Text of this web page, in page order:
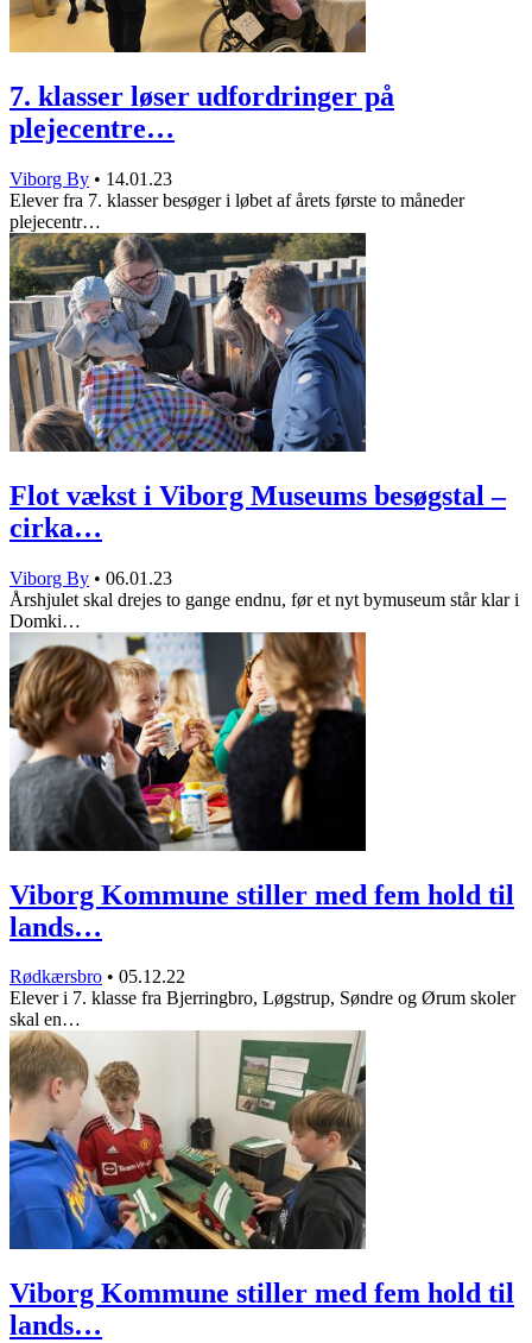
7. klasser løser udfordringer på
plejecentre…
Viborg By • 14.01.23
Elever fra 7. klasser besøger i løbet af årets første to måneder
plejecentr…
Flot vækst i Viborg Museums besøgstal –
cirka…
Viborg By • 06.01.23
Årshjulet skal drejes to gange endnu, før et nyt bymuseum står klar i
Domki…
Viborg Kommune stiller med fem hold til
lands…
Rødkærsbro • 05.12.22
Elever i 7. klasse fra Bjerringbro, Løgstrup, Søndre og Ørum skoler
skal en…
Viborg Kommune stiller med fem hold til
lands…